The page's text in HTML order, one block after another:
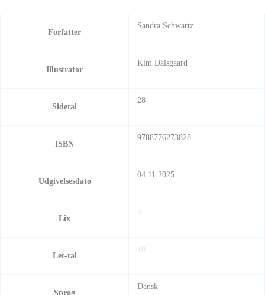
Forfatter
Sandra Schwartz
Illustrator
Kim Dalsgaard
Sidetal
28
ISBN
9788776273828
Udgivelsesdato
04.11.2025
Lix
4
Let-tal
10
Sprog
Dansk